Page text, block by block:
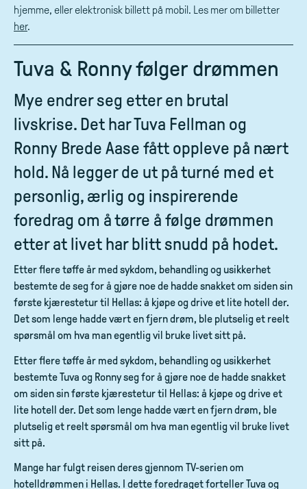
Tuva & Ronny følger drømmen
Mye endrer seg etter en brutal
livskrise. Det har Tuva Fellman og
Ronny Brede Aase fått oppleve på nært
hold. Nå legger de ut på turné med et
personlig, ærlig og inspirerende
foredrag om å tørre å følge drømmen
etter at livet har blitt snudd på hodet.
Etter flere tøffe år med sykdom, behandling og usikkerhet
bestemte de seg for å gjøre noe de hadde snakket om siden sin
første kjærestetur til Hellas: å kjøpe og drive et lite hotell der.
Det som lenge hadde vært en fjern drøm, ble plutselig et reelt
spørsmål om hva man egentlig vil bruke livet sitt på.
Etter flere tøffe år med sykdom, behandling og usikkerhet
bestemte Tuva og Ronny seg for å gjøre noe de hadde snakket
om siden sin første kjærestetur til Hellas: å kjøpe og drive et
lite hotell der. Det som lenge hadde vært en fjern drøm, ble
plutselig et reelt spørsmål om hva man egentlig vil bruke livet
sitt på.
Mange har fulgt reisen deres gjennom TV-serien om
hotelldrømmen i Hellas. I dette foredraget forteller Tuva og
hjemme, eller elektronisk billett på mobil. Les mer om billetter
her.